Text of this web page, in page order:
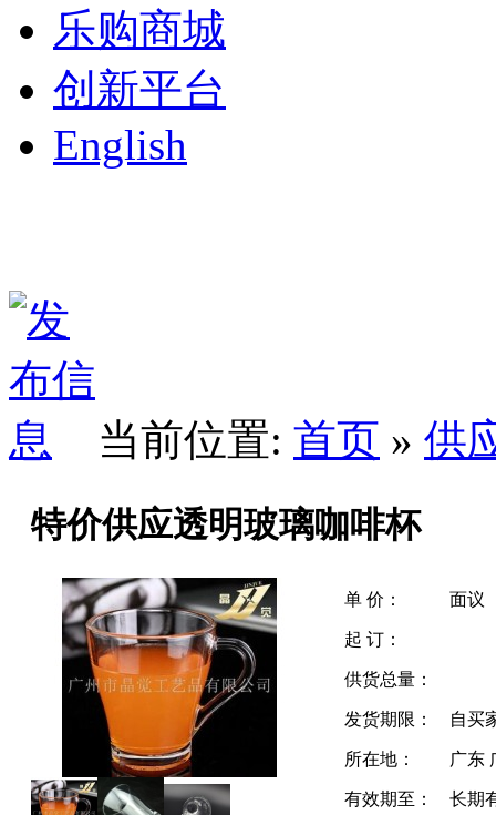
乐购商城
创新平台
English
当前位置: 首页 » 供
特价供应透明玻璃咖啡杯
单 价： 面议
起 订：
供货总量：
发货期限： 自买
所在地： 广东
有效期至： 长期